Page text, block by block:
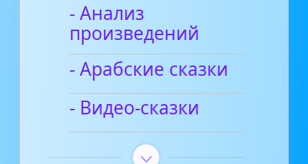
- Анализ
произведений
- Арабские сказки
- Видео-сказки